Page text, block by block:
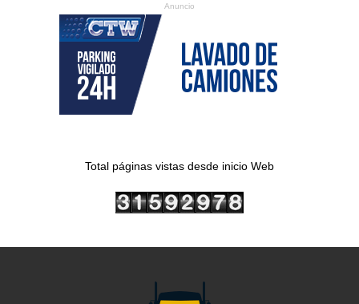
Anuncio
Total páginas vistas desde inicio Web